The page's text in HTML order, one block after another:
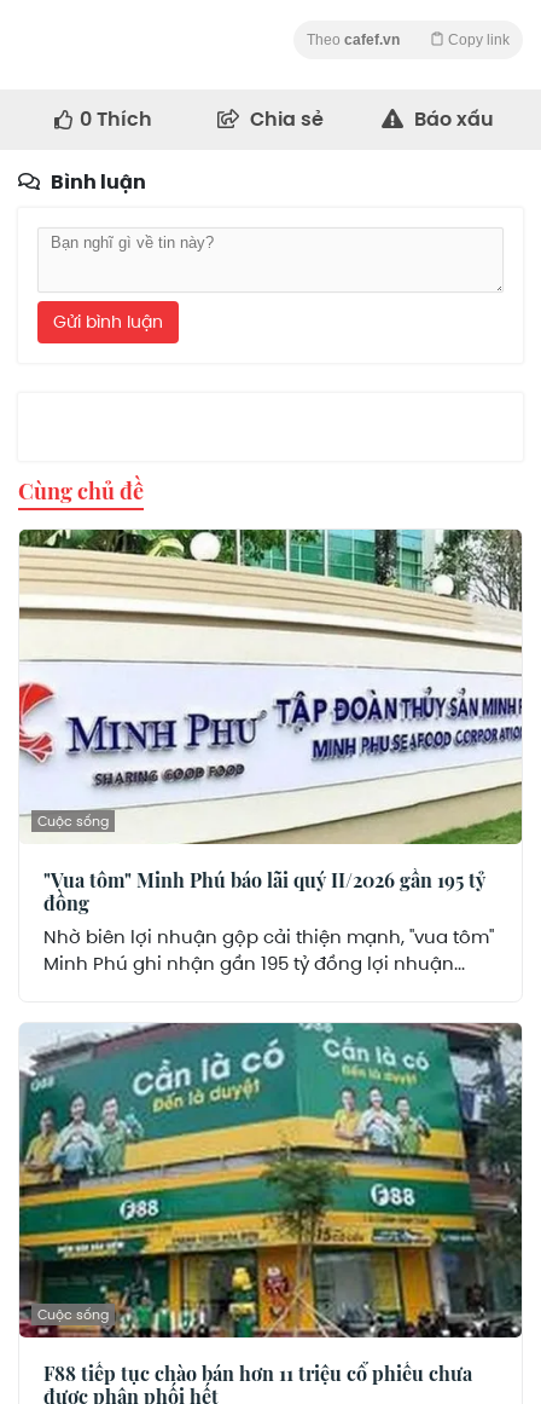
Theo cafef.vn Copy link
0Thích Chia sẻ Báo xấu
Bình luận
Gửi bình luận
Cùng chủ đề
Cuộc sống
"Vua tôm" Minh Phú báo lãi quý II/2026 gần 195 tỷ
đồng
Nhờ biên lợi nhuận gộp cải thiện mạnh, "vua tôm"
Minh Phú ghi nhận gần 195 tỷ đồng lợi nhuận...
Cuộc sống
F88 tiếp tục chào bán hơn 11 triệu cổ phiếu chưa
được phân phối hết